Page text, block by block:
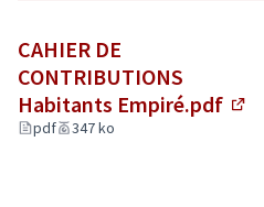
CAHIER DE
CONTRIBUTIONS
Habitants Empiré.pdf
pdf 347 ko